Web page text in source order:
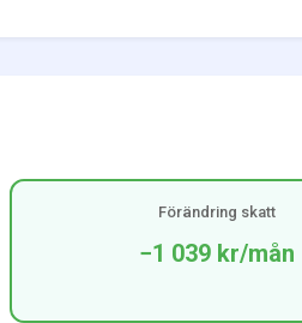
Förändring skatt
−1 039 kr/mån